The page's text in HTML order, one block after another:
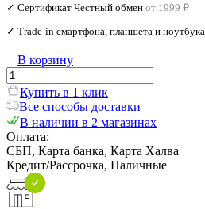
✓ Сертификат Честный обмен от 1999 ₽
✓ Trade‑in смартфона, планшета и ноутбука
В корзину
Купить в 1 клик
Все способы доставки
В наличии в 2 магазинах
Оплата:
СБП, Карта банка, Карта Халва
Кредит/Рассрочка, Наличные